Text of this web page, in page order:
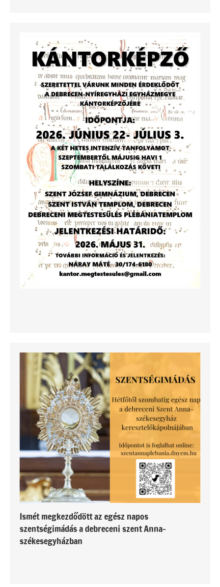
Ismét megkezdődött az egész napos
szentségimádás a debreceni szent Anna-
székesegyházban